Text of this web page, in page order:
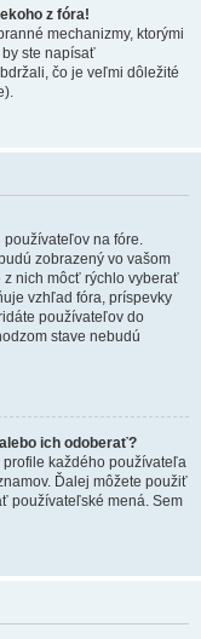
z fóra!
mechanizmy, ktorými
ste napísať
čo je veľmi dôležité
používateľov na fóre.
zobrazený vo vašom
z nich môcť rýchlo vyberať
vzhľad fóra, príspevky
používateľov do
stave nebudú
ich odoberať?
každého používateľa
Ďalej môžete použiť
používateľské mená. Sem